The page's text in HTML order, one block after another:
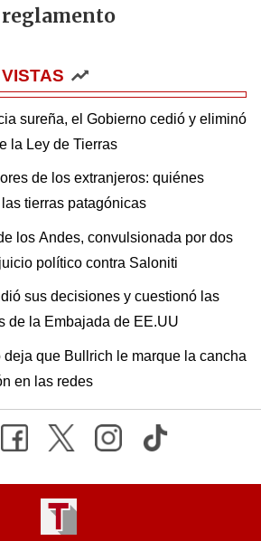
reglamento
sureña, el Gobierno cedió y eliminó
la Ley de Tierras
de los extranjeros: quiénes
tierras patagónicas
los Andes, convulsionada por dos
político contra Saloniti
sus decisiones y cuestionó las
de la Embajada de EE.UU
deja que Bullrich le marque la cancha
en las redes